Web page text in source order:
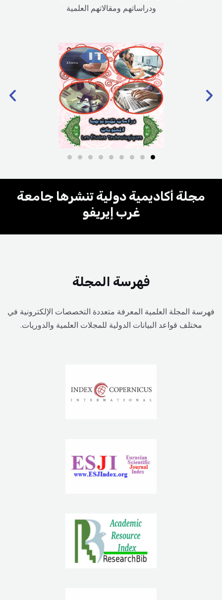
ودراساتهم ومقالاتهم العلمية
P
u
N
e
مجلة أكاديمية دولية تنشرها جامعة
غرب إيريفو
فهرسة المجلة
فهرسة المجلة العلمية المعرفة متعددة التخصصات الإلكترونية في
مختلف قواعد البيانات الدولية للمجلات العلمية والدوريات.